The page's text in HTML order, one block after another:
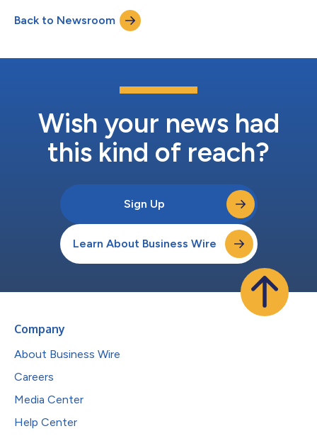
entornos de investigación globales. Como parte de esta
iniciativa, Rigaku está trabajando con imec, un centro líder
mundial en investigación e innovación de s...
Back to Newsroom
Wish your news had
this kind of reach?
Sign Up
Learn About Business Wire
Company
About Business Wire
Careers
Media Center
Help Center